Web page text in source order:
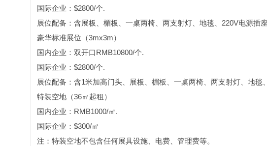
国际企业：$2800/个.
展位配备：含展板、楣板、一桌两椅、两支射灯、地毯、220V电源插座
豪华标准展位（3mx3m）
国内企业：双开口RMB10800/个.
国际企业：$2800/个.
展位配备：含1米加高门头、展板、楣板、一桌两椅、两支射灯、地毯
特装空地（36㎡起租）
国内企业：RMB1000/㎡.
国际企业：$300/㎡
注：特装空地不包含任何展具设施、电费、管理费等。